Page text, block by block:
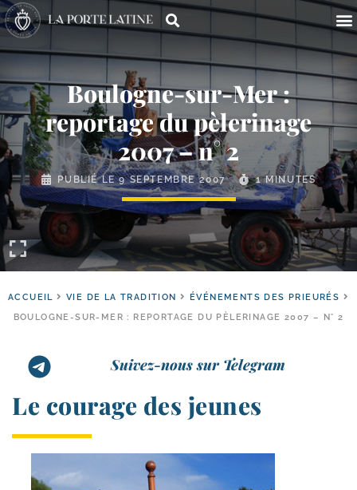
Boulogne-​sur-​Mer :
reportage du pèlerinage
2007 – n° 2
PUBLIÉ LE9 SEPTEMBRE 2007 1 MINUTES
ACCUEIL VIE DE LA TRADITION
ÉVÉNEMENTS DES PRIEURÉS
BOULOGNE-SUR-MER : REPORTAGE DU PÈLERINAGE 2007 – N° 2
Suivez-nous sur Telegram
Le courage des jeunes